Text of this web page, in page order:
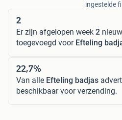
ingestelde
2
Er zijn afgelopen week 2
toegevoegd voor Efteling
22,7%
Van alle Efteling badjas
beschikbaar voor verzending.